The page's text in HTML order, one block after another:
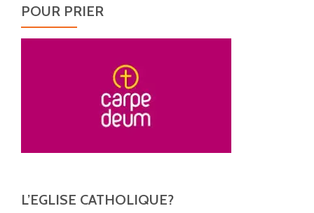
POUR PRIER
L’EGLISE CATHOLIQUE?